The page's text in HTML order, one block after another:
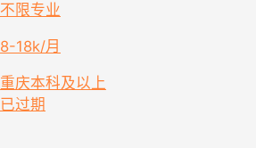
不限专业
8-18k/月
重庆本科及以上
已过期